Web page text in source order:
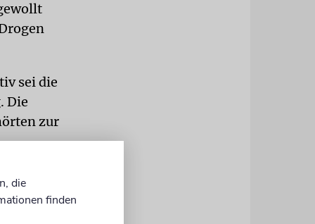
sei die
Die
zur
des
die
finden